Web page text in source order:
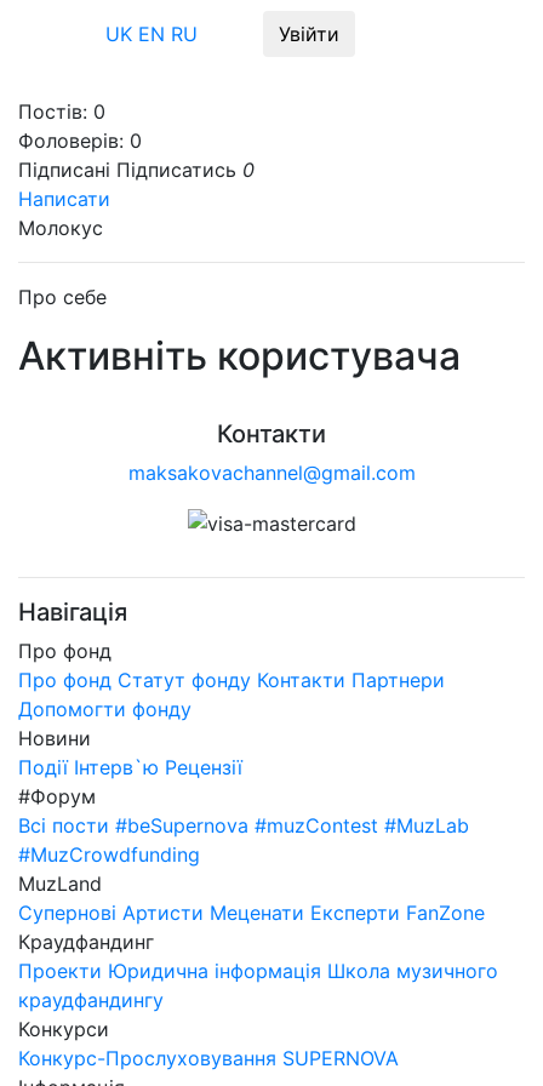
UK EN RU Увійти
Постів: 0
Фоловерів: 0
Підписані Підписатись 0
Написати
Молокус
Про себе
Активніть користувача
Контакти
maksakovachannel@gmail.com
Навігація
Про фонд
Про фонд Статут фонду Контакти Партнери
Допомогти фонду
Новини
Події Інтерв`ю Рецензії
#Форум
Всі пости #beSupernova #muzContest #MuzLab
#MuzCrowdfunding
MuzLand
Супернові Артисти Меценати Експерти FanZone
Краудфандинг
Проекти Юридична інформація Школа музичного
краудфандингу
Конкурси
Конкурс-Прослуховування SUPERNOVA